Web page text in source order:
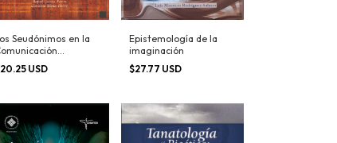
Seudónimos en la
Soren
USD
Epistemología de la
imaginación
$27.77 USD